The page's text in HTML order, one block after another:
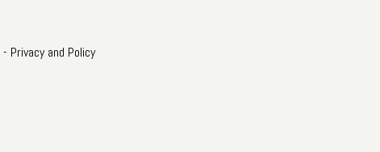
- Privacy and Policy